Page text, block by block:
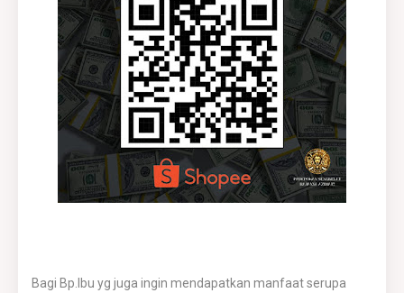
Bagi Bp.Ibu yg juga ingin mendapatkan manfaat serupa